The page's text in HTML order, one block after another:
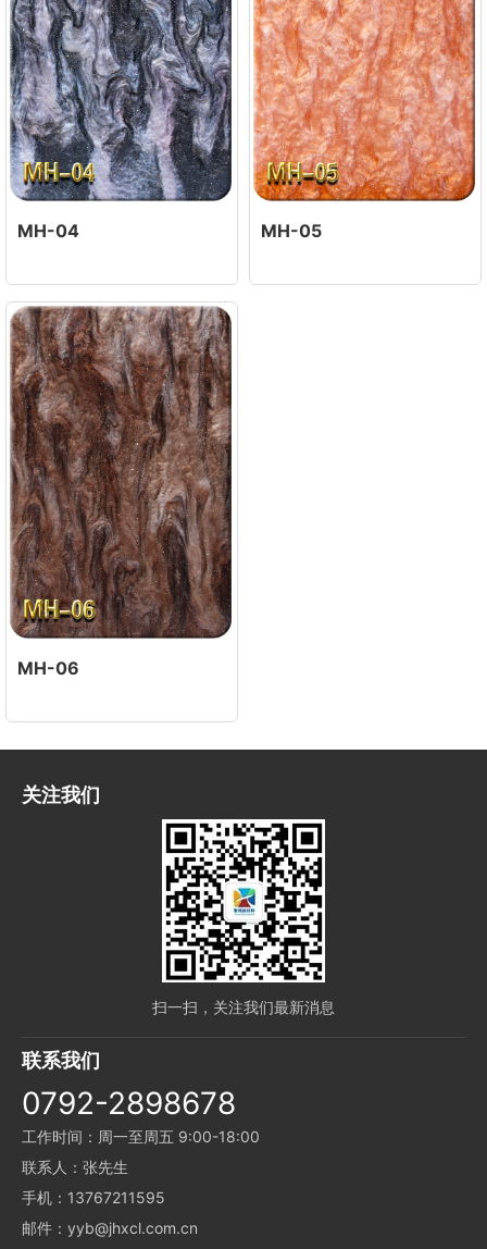
MH-04 MH-05
MH-06
关注我们
扫一扫，关注我们最新消息
联系我们
0792-2898678
工作时间：周一至周五 9:00-18:00
联系人：张先生
手机：13767211595
邮件：yyb@jhxcl.com.cn